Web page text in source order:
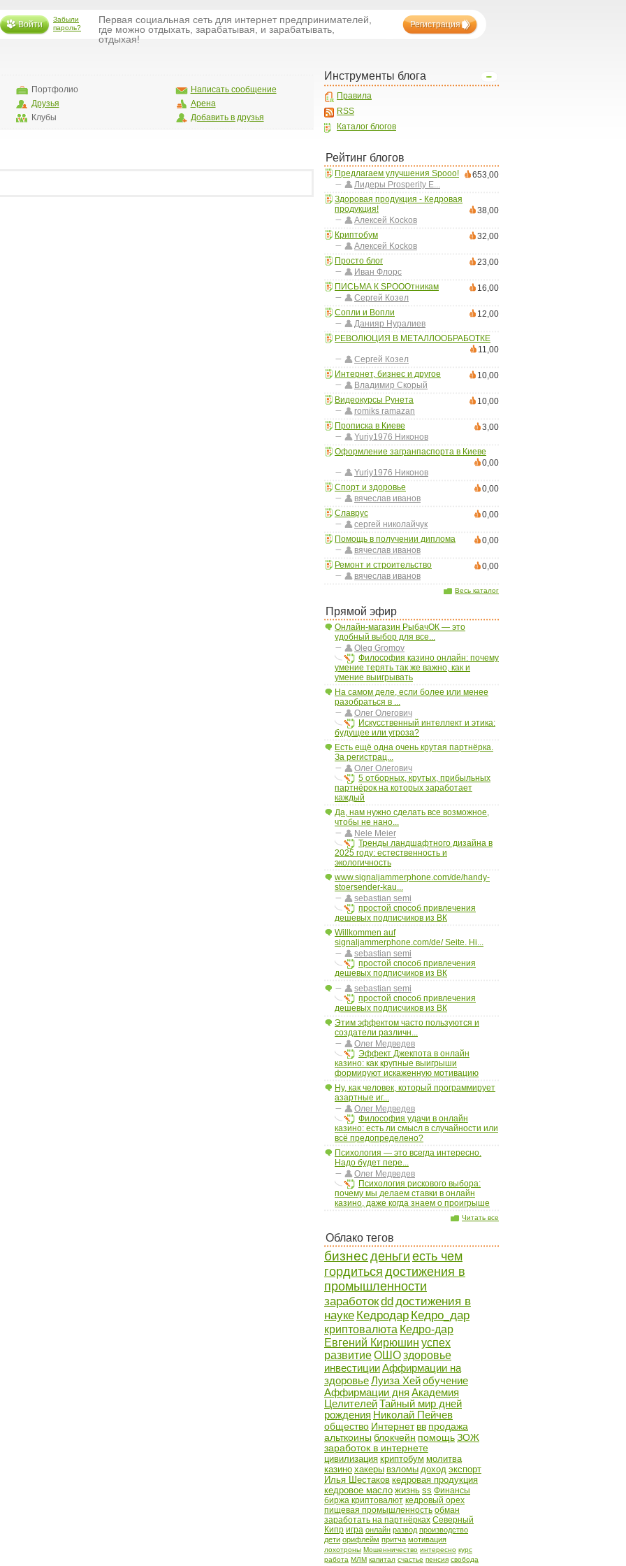
Войти
Забыли
пароль?
Первая социальная сеть для интернет предпринимателей,
где можно отдыхать, зарабатывая, и зарабатывать,
отдыхая!
Регистрация
Инструменты блога
Правила
RSS
Каталог блогов
Рейтинг блогов
Предлагаем улучшения Spooo!
653,00
Лидеры Prosperity E...
Здоровая продукция - Кедровая
продукция!
38,00
Aлексей Kockoв
Криптобум
32,00
Aлексей Kockoв
Просто блог
23,00
Иван Флорс
ПИСЬМА К SPOOOтникам
16,00
Сергей Козел
Сопли и Вопли
12,00
Данияр Нуралиев
РЕВОЛЮЦИЯ В МЕТАЛЛООБРАБОТКЕ
11,00
Сергей Козел
Интернет, бизнес и другое
10,00
Владимир Скорый
Видеокурсы Рунета
10,00
romiks ramazan
Прописка в Киеве
3,00
Yuriy1976 Никонов
Оформление загранпаспорта в Киеве
0,00
Yuriy1976 Никонов
Спорт и здоровье
0,00
вячеслав иванов
Славрус
0,00
сергей николайчук
Помощь в получении диплома
0,00
вячеслав иванов
Ремонт и строительство
0,00
вячеслав иванов
Весь каталог
Прямой эфир
Онлайн-магазин РыбачОК — это
удобный выбор для все...
Oleg Gromov
Философия казино онлайн: почему
умение терять так же важно, как и
умение выигрывать
На самом деле, если более или менее
разобраться в ...
Олег Олегович
Искусственный интеллект и этика:
будущее или угроза?
Есть ещё одна очень крутая партнёрка.
За регистрац...
Олег Олегович
5 отборных, крутых, прибыльных
партнёрок на которых заработает
каждый
Да, нам нужно сделать все возможное,
чтобы не нано...
Nele Meier
Тренды ландшафтного дизайна в
2025 году: естественность и
экологичность
www.signaljammerphone.com/de/handy-
stoersender-kau...
sebastian semi
простой способ привлечения
дешевых подписчиков из ВК
Willkommen auf
signaljammerphone.com/de/ Seite. Hi...
sebastian semi
простой способ привлечения
дешевых подписчиков из ВК
sebastian semi
простой способ привлечения
дешевых подписчиков из ВК
Этим эффектом часто пользуются и
создатели различн...
Олег Медведев
Эффект Джекпота в онлайн
казино: как крупные выигрыши
формируют искаженную мотивацию
Ну, как человек, который программирует
азартные иг...
Олег Медведев
Философия удачи в онлайн
казино: есть ли смысл в случайности или
всё предопределено?
Психология — это всегда интересно.
Надо будет пере...
Олег Медведев
Психология рискового выбора:
почему мы делаем ставки в онлайн
казино, даже когда знаем о проигрыше
Читать все
Облако тегов
бизнесденьгиесть чем
гордиться достижения в
промышленности
заработокdd достижения в
науке Кедродар Кедро_дар
криптовалюта Кедро-дар
Евгений Кирюшин успех
развитиеОШОздоровье
инвестицииАффирмации на
здоровьеЛуиза Хейобучение
Аффирмации дня Академия
ЦелителейТайный мир дней
рождения Николай Пейчев
общество Интернет вв продажа
альткоины блокчейн помощь ЗОЖ
заработок в интернете
цивилизация криптобум молитва
казино хакеры взломы доход экспорт
Илья Шестаков кедровая продукция
кедровое масло жизнь ss Финансы
биржа криптовалют кедровый орех
пищевая промышленность обман
заработать на партнёрках Северный
Кипр игра онлайн развод производство
дети орифлейм притча мотивация
лохотроны Мошенничество интересно курс
работа МЛМ капитал счастье пенсия свобода
Портфолио
Друзья
Клубы
Написать сообщение
Арена
Добавить в друзья